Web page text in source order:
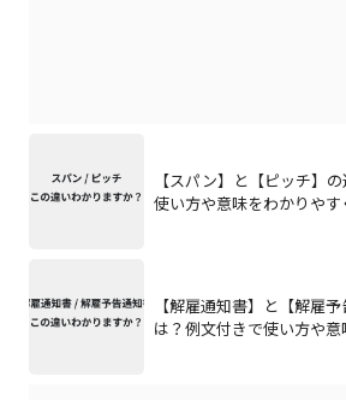
【スパン】と【ピッチ】
使い方や意味をわかりやす
【解雇通知書】と【解雇
は？例文付きで使い方や